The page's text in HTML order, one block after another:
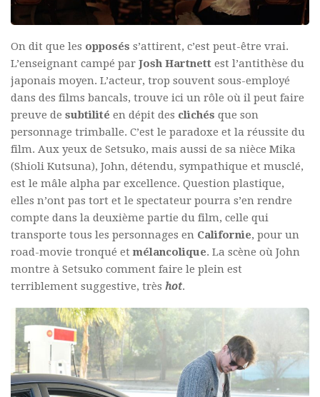
On dit que les opposés s’attirent, c’est peut-être vrai.
L’enseignant campé par Josh Hartnett est l’antithèse du
japonais moyen. L’acteur, trop souvent sous-employé
dans des films bancals, trouve ici un rôle où il peut faire
preuve de subtilité en dépit des clichés que son
personnage trimballe. C’est le paradoxe et la réussite du
film. Aux yeux de Setsuko, mais aussi de sa nièce Mika
(Shioli Kutsuna), John, détendu, sympathique et musclé,
est le mâle alpha par excellence. Question plastique,
elles n’ont pas tort et le spectateur pourra s’en rendre
compte dans la deuxième partie du film, celle qui
transporte tous les personnages en Californie, pour un
road-movie tronqué etmélancolique. La scène où John
montre à Setsuko comment faire le plein est
terriblement suggestive, très hot.